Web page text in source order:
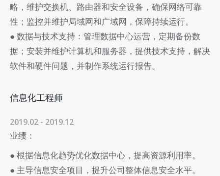
略，维护交换机、路由器和安全设备，确保网络可靠
性；监控并维护局域网和广域网，保障持续运行。
● 数据与技术支持：管理数据中心运营，定期备份数
据；安装并维护计算机和服务器，提供技术支持，解决
软件和硬件问题，并制作系统运行报告。
信息化工程师
2019.02 - 2019.12
业绩：
● 根据信息化趋势优化数据中心，提高资源利用率。
● 主导信息安全项目，提升公司整体信息安全水平。